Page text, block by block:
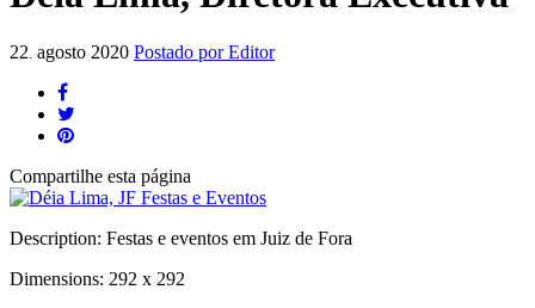
22. agosto 2020 Postado porEditor
Compartilhe esta página
Description: Festas e eventos em Juiz de Fora
Dimensions: 292 x 292